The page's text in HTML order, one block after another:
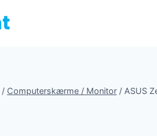
/ Computerskærme / Monitor / ASUS